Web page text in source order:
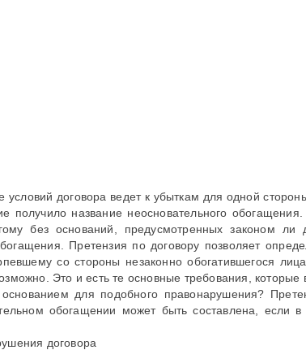
условий договора ведет к убыткам для одной
получило название неосновательного
без оснований, предусмотренных законом ли
Претензия по договору позволяет
со стороны незаконно обогатившегося
Это и есть те основные требования,
для подобного правонарушения?
обогащении может быть составлена, если
договора